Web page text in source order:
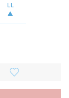
LL
▲